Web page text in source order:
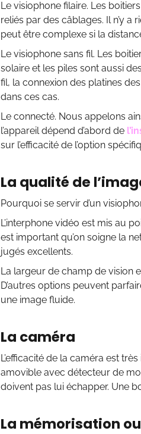
Le visiophone filaire. Les
reliés par des câblages. Il n’y a
peut être complexe si la
Le visiophone sans fil. Les
solaire et les piles sont aussi
fil, la connexion des platines
dans ces cas.
Le connecté. Nous appelons
l’appareil dépend d’abord de
sur l’efficacité de l’option
La qualité de
Pourquoi se servir d’un
L’interphone vidéo est mis au
est important qu’on soigne la
jugés excellents.
La largeur de champ de vision
D’autres options peuvent
une image fluide.
La caméra
L’efficacité de la caméra est
amovible avec détecteur de
doivent pas lui échapper. Une
La mémorisation